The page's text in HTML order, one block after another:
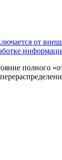
от
полного